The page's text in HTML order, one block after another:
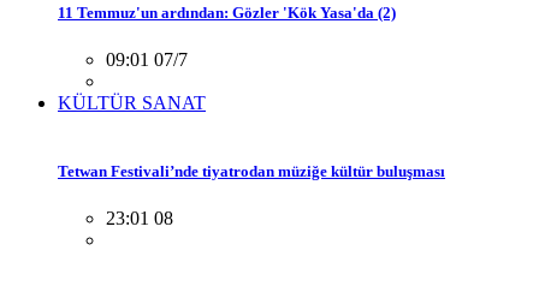
11 Temmuz'un ardından: Gözler 'Kök Yasa'da (2)
09:01 07/7
KÜLTÜR SANAT
Tetwan Festivali’nde tiyatrodan müziğe kültür buluşması
23:01 08